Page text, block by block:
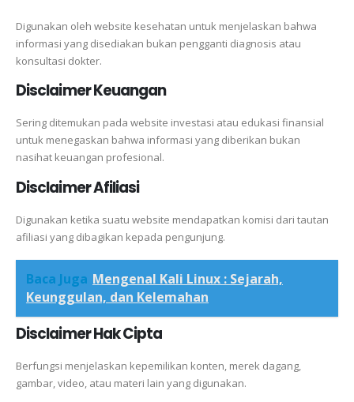
Digunakan oleh website kesehatan untuk menjelaskan bahwa
informasi yang disediakan bukan pengganti diagnosis atau
konsultasi dokter.
Disclaimer Keuangan
Sering ditemukan pada website investasi atau edukasi finansial
untuk menegaskan bahwa informasi yang diberikan bukan
nasihat keuangan profesional.
Disclaimer Afiliasi
Digunakan ketika suatu website mendapatkan komisi dari tautan
afiliasi yang dibagikan kepada pengunjung.
Baca Juga Mengenal Kali Linux : Sejarah,
Keunggulan, dan Kelemahan
Disclaimer Hak Cipta
Berfungsi menjelaskan kepemilikan konten, merek dagang,
gambar, video, atau materi lain yang digunakan.